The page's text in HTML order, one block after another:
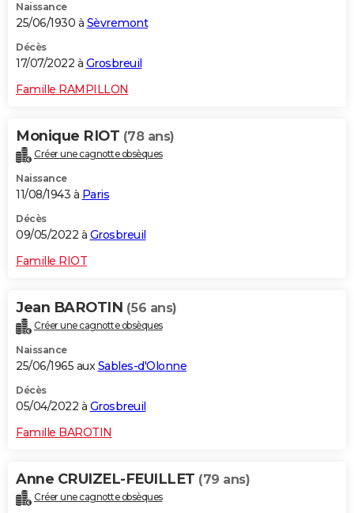
Naissance
25/06/1930 à Sèvremont
Décès
17/07/2022 à Grosbreuil
Famille RAMPILLON
Monique RIOT (78 ans)
Créer une cagnotte obsèques
Naissance
11/08/1943 à Paris
Décès
09/05/2022 à Grosbreuil
Famille RIOT
Jean BAROTIN (56 ans)
Créer une cagnotte obsèques
Naissance
25/06/1965 auxSables-d'Olonne
Décès
05/04/2022 à Grosbreuil
Famille BAROTIN
Anne CRUIZEL-FEUILLET (79 ans)
Créer une cagnotte obsèques